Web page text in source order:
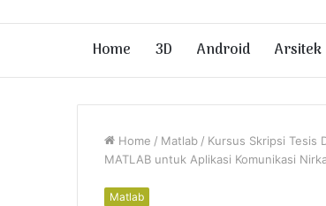
Home 3D Android Arsitek
Home / Matlab / Kursus Skripsi Tesis
MATLAB untuk Aplikasi Komunikasi
Matlab